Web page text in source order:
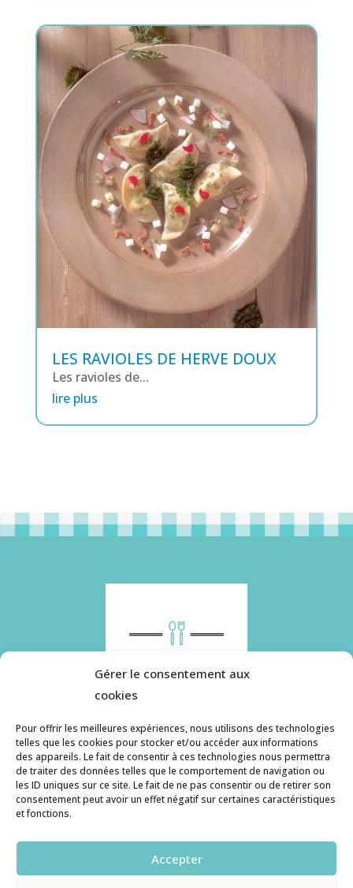
Gérer le consentement aux
cookies
Pour offrir les meilleures expériences, nous utilisons des technologies
telles que les cookies pour stocker et/ou accéder aux informations
des appareils. Le fait de consentir à ces technologies nous permettra
de traiter des données telles que le comportement de navigation ou
les ID uniques sur ce site. Le fait de ne pas consentir ou de retirer son
consentement peut avoir un effet négatif sur certaines caractéristiques
et fonctions.
Accepter
LES RAVIOLES DE HERVE DOUX
Les ravioles de...
lire plus
Histoire de pâtes utilise des cookies. Pour en
savoir plus, ainsi que sur la politique de
confidentialité, cliquez ici.
Contact
histoiredepates@gmail.com